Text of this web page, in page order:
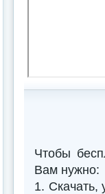
Чтобы
Вам нужно:
1. Скачать,